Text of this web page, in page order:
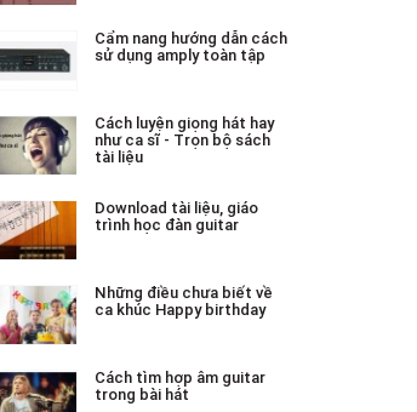
Cẩm nang hướng dẫn cách
sử dụng amply toàn tập
Cách luyện giọng hát hay
như ca sĩ - Trọn bộ sách
tài liệu
Download tài liệu, giáo
trình học đàn guitar
Những điều chưa biết về
ca khúc Happy birthday
Cách tìm hợp âm guitar
trong bài hát